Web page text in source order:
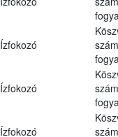
Ízfokozó
Ízfokozó
Ízfokozó